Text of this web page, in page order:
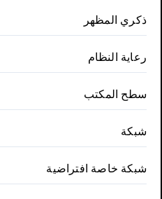
ذكري المظهر
رعاية النظام
سطح المكتب
شبكة
شبكة خاصة افتراضية